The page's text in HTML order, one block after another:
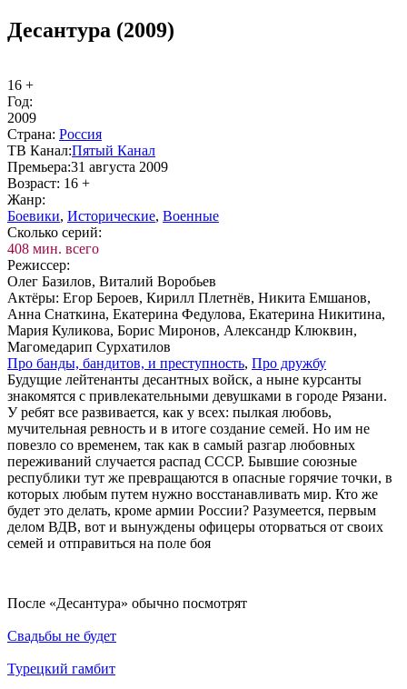
Десантура (2009)
16 +
Год:
2009
Стра­на: Рос­сия
ТВ Ка­нал:Пя­тый Ка­нал
Пре­мье­ра:31 августа 2009
Воз­раст: 16 +
Жанр:
Бое­ви­ки, Ис­то­ри­че­ские, Во­ен­ные
Сколь­ко се­рий:
408 мин. всего
Ре­жис­сер:
Олег Базилов, Виталий Воробьев
Ак­тё­ры: Егор Бероев, Кирилл Плетнёв, Никита Емшанов,
Анна Снаткина, Екатерина Федулова, Екатерина Никитина,
Мария Куликова, Борис Миронов, Александр Клюквин,
Магомедарип Сурхатилов
Про бан­ды, бан­ди­тов, и пре­ступ­ность, Про друж­бу
Будущие лейтенанты десантных войск, а ныне курсанты
знакомятся с привлекательными девушками в городе Рязани.
У ребят все развивается, как у всех: пылкая любовь,
мучительная ревность и в итоге создание семей. Но им не
повезло со временем, так как в самый разгар любовных
переживаний случается распад СССР. Бывшие союзные
республики тут же превращаются в опасные горячие точки, в
которых любым путем нужно восстанавливать мир. Кто же
будет это делать, кроме армии России? Разумеется, первым
делом ВДВ, вот и вынуждены офицеры оторваться от своих
семей и отправиться на поле боя
По­сле «Десантура» обыч­но по­смот­рят
Свадьбы не будет
Турецкий гамбит